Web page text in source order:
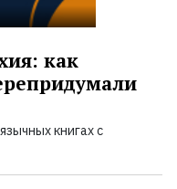
как
книгах с